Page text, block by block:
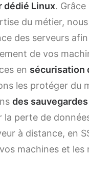
dédié Linux.
du métier,
des serveurs
de vos
en sécurisation
les protéger du
des
la perte de
à distance, en
machines et les